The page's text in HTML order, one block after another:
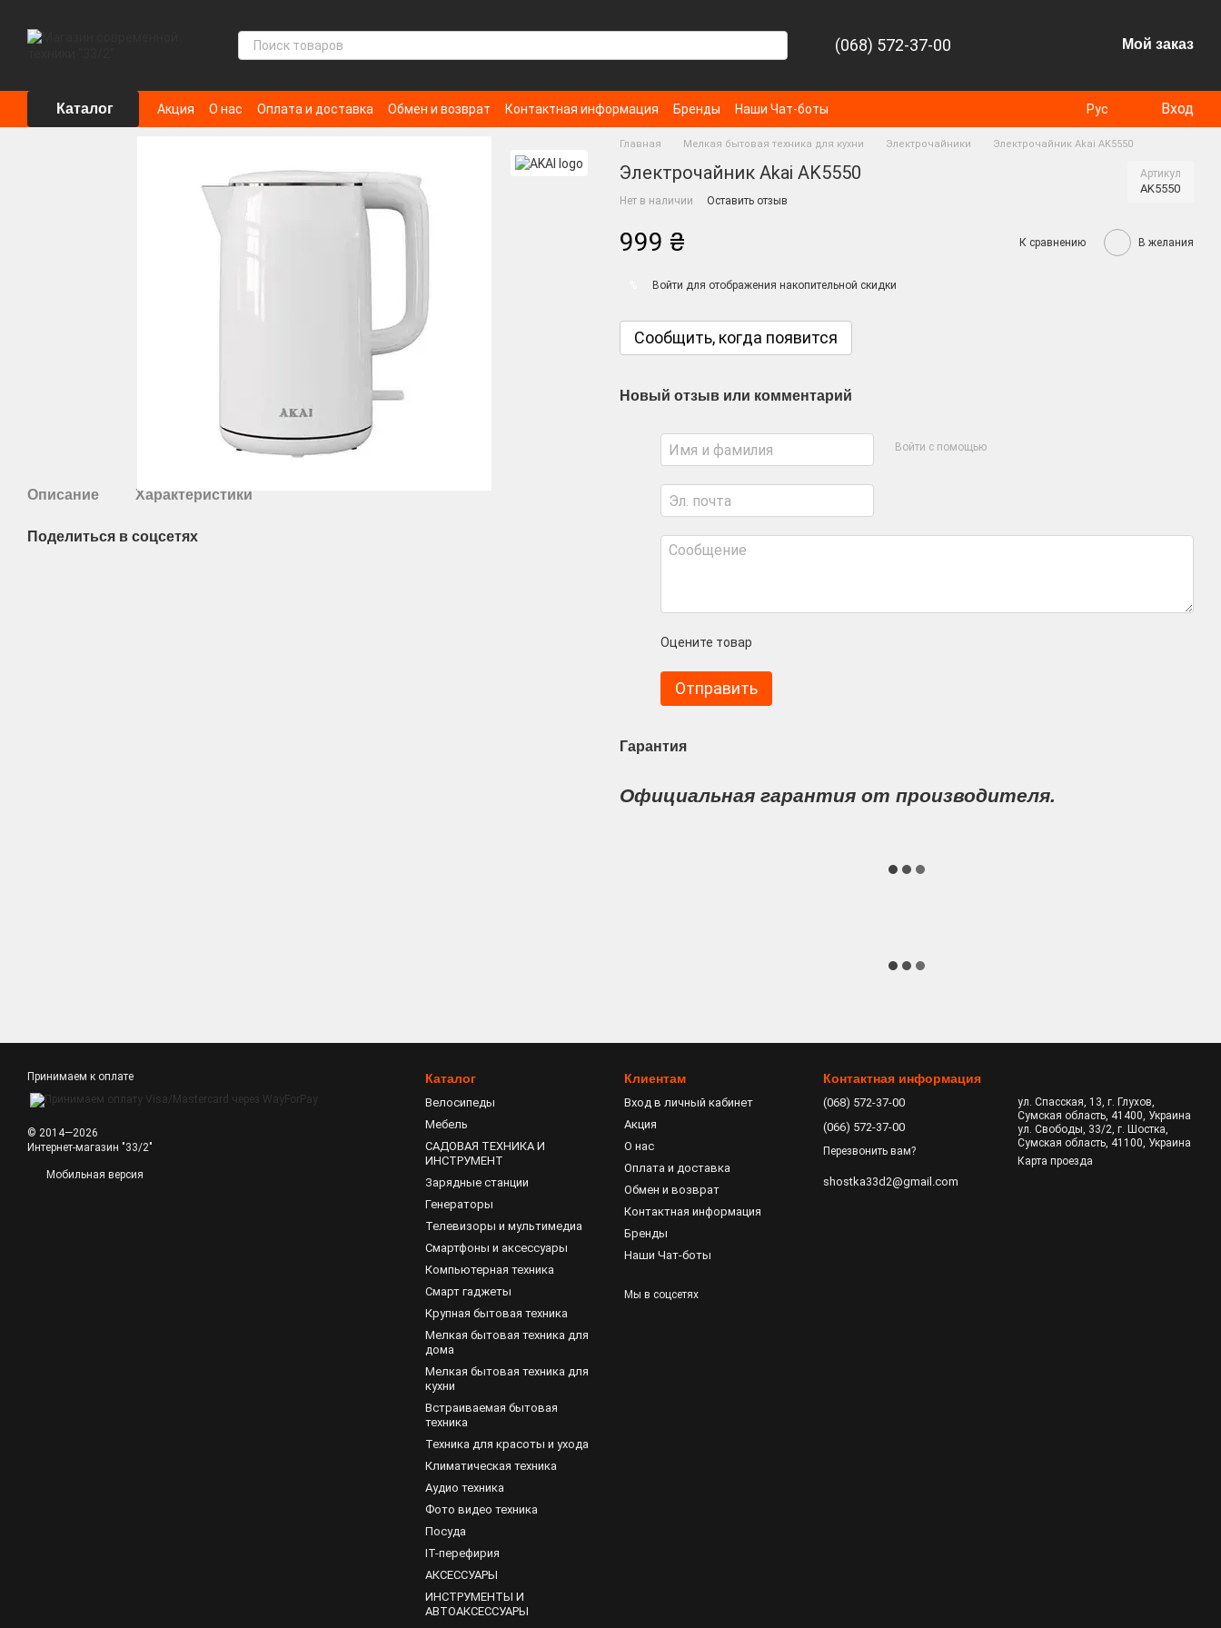
(068) 572-37-00 Мой заказ
Каталог Акция О нас Оплата и доставка Обмен и возврат Контактная информация Бренды Наши Чат-боты Рус Вход
Описание Характеристики
Поделиться в соцсетях
Главная Мелкая бытовая техника для кухни Электрочайники Электрочайник Akai AK5550
Электрочайник Akai AK5550 Артикул
AK5550
Нет в наличии Оставить отзыв
999 ₴ К сравнению В желания
Войти для отображения накопительной скидки
Сообщить, когда появится
Новый отзыв или комментарий
Войти с помощью
Оцените товар
Отправить
Гарантия
Официальная гарантия от производителя.
Принимаем к оплате
© 2014—2026
Интернет-магазин "33/2"
Мобильная версия
Каталог
Велосипеды
Мебель
САДОВАЯ ТЕХНИКА И
ИНСТРУМЕНТ
Зарядные станции
Генераторы
Телевизоры и мультимедиа
Смартфоны и аксессуары
Компьютерная техника
Смарт гаджеты
Крупная бытовая техника
Мелкая бытовая техника для
дома
Мелкая бытовая техника для
кухни
Встраиваемая бытовая
техника
Техника для красоты и ухода
Климатическая техника
Аудио техника
Фото видео техника
Посуда
IT-перефирия
АКСЕССУАРЫ
ИНСТРУМЕНТЫ И
АВТОАКСЕССУАРЫ
Клиентам
Вход в личный кабинет
Акция
О нас
Оплата и доставка
Обмен и возврат
Контактная информация
Бренды
Наши Чат-боты
Мы в соцсетях
Контактная информация
(068) 572-37-00
(066) 572-37-00
Перезвонить вам?
shostka33d2@gmail.com
ул. Спасская, 13, г. Глухов,
Сумская область, 41400, Украина
ул. Свободы, 33/2, г. Шостка,
Сумская область, 41100, Украина
Карта проезда